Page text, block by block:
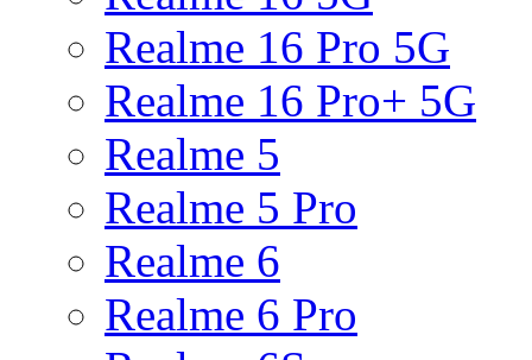
Realme 16 Pro 5G
Realme 16 Pro+ 5G
Realme 5
Realme 5 Pro
Realme 6
Realme 6 Pro